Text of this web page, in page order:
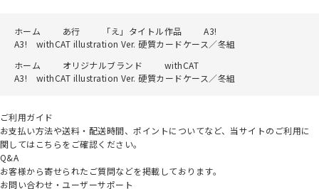
ホーム あ行 「え」タイトル作品
A3!
A3! withCAT illustration Ver. 硬質カードケース／冬組
ホーム
オリジナルブランド
withCAT
A3! withCAT illustration Ver. 硬質カードケース／冬組
ご利用ガイド
お支払い方法や送料・配送時間、ポイントについてなど、当サイトのご利用に
関してはこちらをご確認ください。
Q&A
お客様から寄せられたご質問などを掲載しております。
お問い合わせ・ユーザーサポート